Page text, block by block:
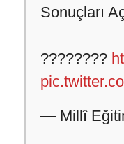
Sonuçları
????????
— Millî